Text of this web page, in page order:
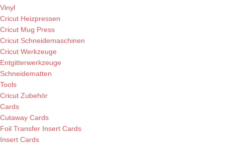
Vinyl
Cricut Heizpressen
Cricut Mug Press
Cricut Schneidemaschinen
Cricut Werkzeuge
Entgitterwerkzeuge
Schneidematten
Tools
Cricut Zubehör
Cards
Cutaway Cards
Foil Transfer Insert Cards
Insert Cards